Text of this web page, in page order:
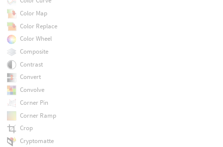
Color Map
Color Replace
Color Wheel
Composite
Contrast
Convert
Convolve
Corner Pin
Corner Ramp
Crop
Cryptomatte